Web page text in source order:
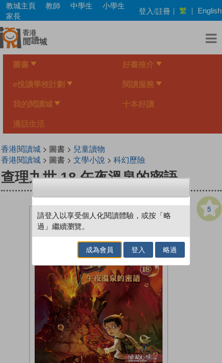
Skip
main
content
教城主頁 教師 中學生
小學生
家長
登入/註冊 | 繁 | English
圖書 好書推介
e悅讀學校計劃 閱讀服務
我的閱讀城 十本好讀
漫話生活
香港閱讀城> 圖書 > 兒童讀物
香港閱讀城> 圖書 > 文學小說 > 科幻歷險
查理九世 18 午夜溫泉的密語
5
請登入以享受個人化閱讀體驗，或按「略
過」繼續瀏覽。
成為會員 登入 略過